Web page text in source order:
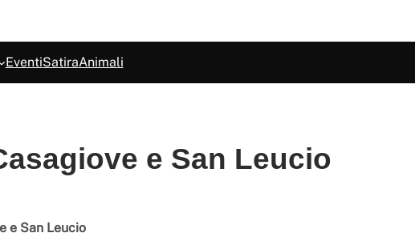
EventiSatiraAnimali
e San Leucio
e San Leucio